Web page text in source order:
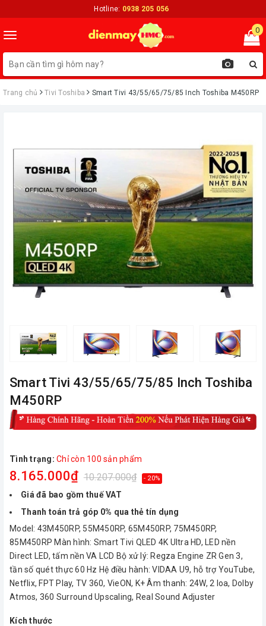
Hotline: 0938 205 056
Toggle
navigation
0
Trang chủ Tivi Toshiba Smart Tivi 43/55/65/75/85 Inch Toshiba M450RP
Smart Tivi 43/55/65/75/85 Inch Toshiba
M450RP
Tình trạng: Chỉ còn 100 sản phẩm
8.165.000₫ 10.207.000₫ - 20%
Giá đã bao gồm thuế VAT
Thanh toán trả góp 0% qua thẻ tín dụng
Model: 43M450RP, 55M450RP, 65M450RP, 75M450RP,
85M450RP Màn hình: Smart Tivi QLED 4K Ultra HD, LED nền
Direct LED, tấm nền VA LCD Bộ xử lý: Regza Engine ZR Gen 3,
tần số quét thực 60 Hz Hệ điều hành: VIDAA U9, hỗ trợ YouTube,
Netflix, FPT Play, TV 360, VieON, K+ Âm thanh: 24W, 2 loa, Dolby
Atmos, 360 Surround Upscaling, Real Sound Adjuster
Kích thước